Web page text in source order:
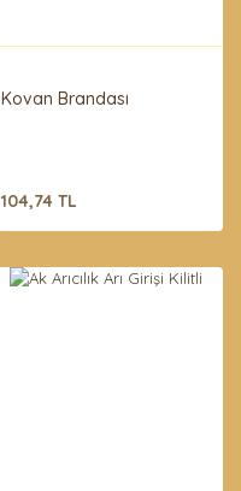
Kovan Brandası
104,74 TL